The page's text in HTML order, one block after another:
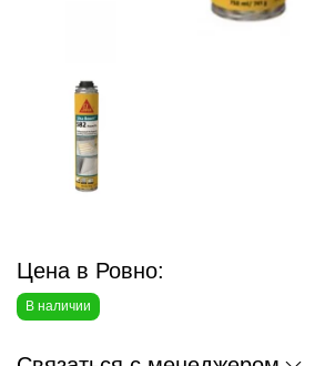
Цена в Ровно:
В наличии